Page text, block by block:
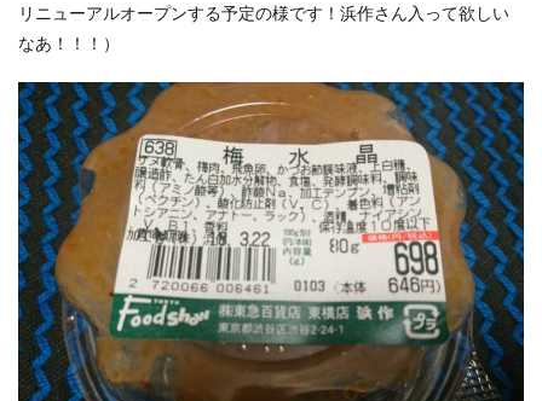
リニューアルオープンする予定の様です！浜作さん入って欲しい
なあ！！！）